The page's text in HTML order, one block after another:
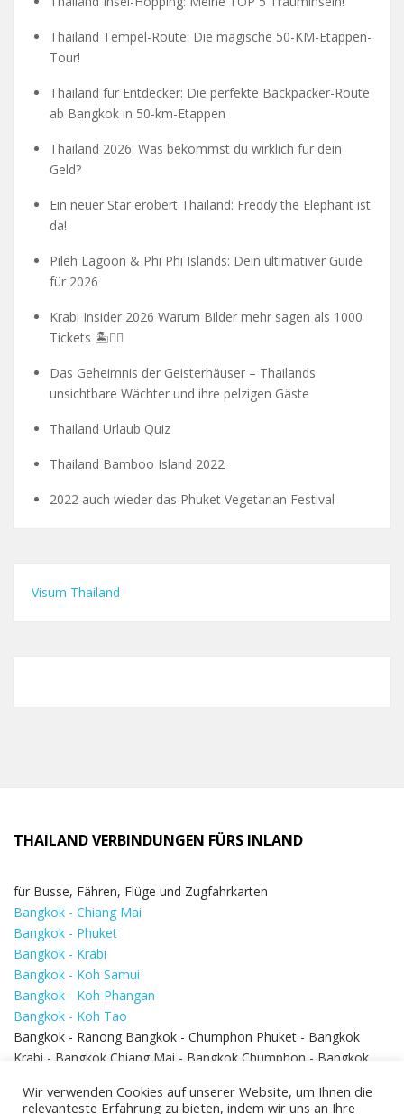
Thailand Tempel-Route: Die magische 50-KM-Etappen-
Tour!
Thailand für Entdecker: Die perfekte Backpacker-Route
ab Bangkok in 50-km-Etappen
Thailand 2026: Was bekommst du wirklich für dein
Geld?
Ein neuer Star erobert Thailand: Freddy the Elephant ist
da!
Pileh Lagoon & Phi Phi Islands: Dein ultimativer Guide
für 2026
Krabi Insider 2026 Warum Bilder mehr sagen als 1000
Tickets 🏝️🧗‍♂️
Das Geheimnis der Geisterhäuser – Thailands
unsichtbare Wächter und ihre pelzigen Gäste
Thailand Urlaub Quiz
Thailand Bamboo Island 2022
2022 auch wieder das Phuket Vegetarian Festival
Visum Thailand
THAILAND VERBINDUNGEN FÜRS INLAND
für Busse, Fähren, Flüge und Zugfahrkarten
Bangkok - Chiang Mai
Bangkok - Phuket
Bangkok - Krabi
Bangkok - Koh Samui
Bangkok - Koh Phangan
Bangkok - Koh Tao
Bangkok - Ranong Bangkok - Chumphon Phuket - Bangkok
Krabi - Bangkok Chiang Mai - Bangkok Chumphon - Bangkok
Bangkok - Hua Hin
Wir verwenden Cookies auf unserer Website, um Ihnen die
relevanteste Erfahrung zu bieten, indem wir uns an Ihre